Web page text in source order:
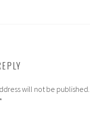
will not be published.
*